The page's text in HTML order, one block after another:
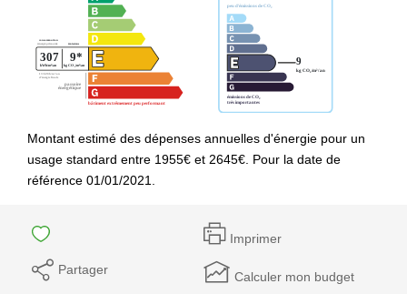
Montant estimé des dépenses annuelles d'énergie pour un
usage standard entre 1955€ et 2645€. Pour la date de
référence 01/01/2021.
Imprimer
Partager Calculer mon budget